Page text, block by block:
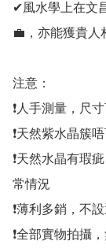
✔風水學上在文
💼，亦能獲貴人
注意：
❗人手測量，尺
❗天然紫水晶簇
❗天然水晶有瑕
常情況
❗薄利多銷，不
❗全部實物拍攝